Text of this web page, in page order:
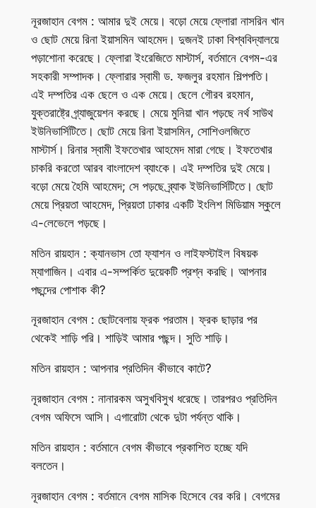
নূরজাহান বেগম : আমার দুই মেয়ে। বড়ো মেয়ে ফ্লোরা নাসরিন খান
ও ছোট মেয়ে রিনা ইয়াসমিন আহমেদ। দুজনই ঢাকা বিশ্ববিদ্যালয়ে
পড়াশোনা করেছে। ফ্লোরা ইংরেজিতে মাস্টার্স, বর্তমানে বেগম-এর
সহকারী সম্পাদক। ফ্লোরার স্বামী ড. ফজলুর রহমান শিল্পপতি।
এই দম্পতির এক ছেলে ও এক মেয়ে। ছেলে গৌরব রহমান,
যুক্তরাষ্ট্রে গ্র্যাজুয়েশন করছে। মেয়ে মুনিয়া খান পড়ছে নর্থ সাউথ
ইউনিভার্সিটিতে। ছোট মেয়ে রিনা ইয়াসমিন, সোশিওলজিতে
মাস্টার্স। রিনার স্বামী ইফতেখার আহমেদ মারা গেছে। ইফতেখার
চাকরি করতো আরব বাংলাদেশ ব্যাংকে। এই দম্পতির দুই মেয়ে।
বড়ো মেয়ে হৈমি আহমেদ; সে পড়ছে ব্র্যাক ইউনিভার্সিটিতে। ছোট
মেয়ে প্রিয়তা আহমেদ, প্রিয়তা ঢাকার একটি ইংলিশ মিডিয়াম স্কুলে
এ-লেভেলে পড়ছে।
মতিন রায়হান : ক্যানভাস তো ফ্যাশন ও লাইফস্টাইল বিষয়ক
ম্যাগাজিন। এবার এ-সম্পর্কিত দুয়েকটি প্রশ্ন করছি। আপনার
পছন্দের পোশাক কী?
নূরজাহান বেগম : ছোটবেলায় ফ্রক পরতাম। ফ্রক ছাড়ার পর
থেকেই শাড়ি পরি। শাড়িই আমার পছন্দ। সুতি শাড়ি।
মতিন রায়হান : আপনার প্রতিদিন কীভাবে কাটে?
নূরজাহান বেগম : নানারকম অসুখবিসুখ ধরেছে। তারপরও প্রতিদিন
বেগম অফিসে আসি। এগারোটা থেকে দুটা পর্যন্ত থাকি।
মতিন রায়হান : বর্তমানে বেগম কীভাবে প্রকাশিত হচ্ছে যদি
বলতেন।
নূরজাহান বেগম : বর্তমানে বেগম মাসিক হিসেবে বের করি। বেগমের